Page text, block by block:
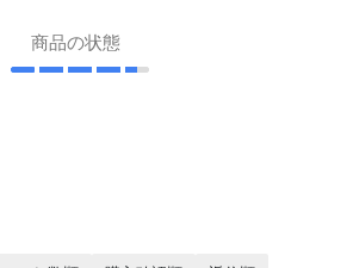
商品の状態